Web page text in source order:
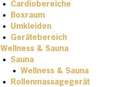
Cardiobereiche
Boxraum
Umkleiden
Gerätebereich
Wellness & Sauna
Sauna
Wellness & Sauna
Rollenmassagegerät